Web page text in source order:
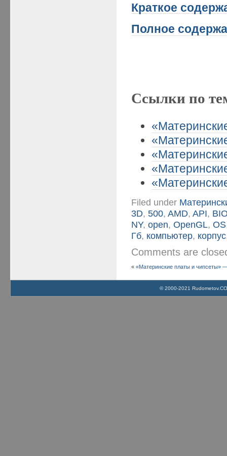
Краткое
Полное
Ссылки по
Filed under
3D,500,AMD,API,
NY,open,OpenGL,OS
Гб, компьютер, корпус
Comments are
««Материнские платы и чипсеты»
© 2000-2021